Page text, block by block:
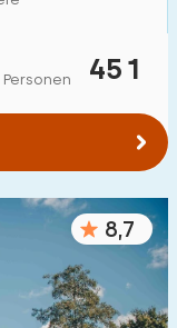
451
8,7